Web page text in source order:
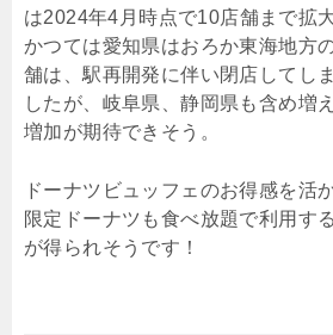
は2024年4月時点で10店舗まで拡
かつては愛知県はおろか東海地方
舗は、駅再開発に伴い閉店してし
したが、岐阜県、静岡県も含め増
増加が期待できそう。
ドーナツビュッフェのお得感を活
限定ドーナツも食べ放題で利用す
が得られそうです！